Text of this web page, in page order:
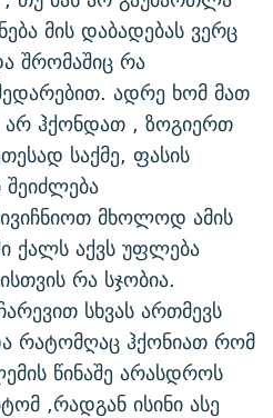
მის დაბადებას ვერც
შრომაშიც რა
ადრე ხომ მათ
არ ჰქონდათ , ზოგიერთ
საქმე, ფასის
მხოლოდ ამის
ქალს აქვს უფლება
რა სჯობია.
სხვას ართმევს
რატომღაც ჰქონიათ რომ
წინაშე არასდროს
,რადგან ისინი ასე